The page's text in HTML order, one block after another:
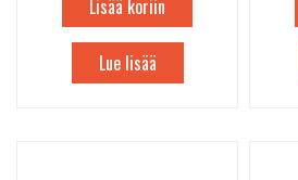
Lisää koriin
Lue lisää